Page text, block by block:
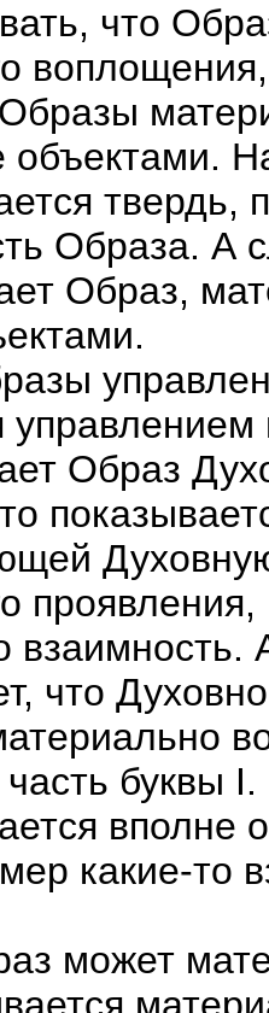
что
твердь,
Образа. А
Образ,
Образ
что
буквы
вполне
какие-то
может